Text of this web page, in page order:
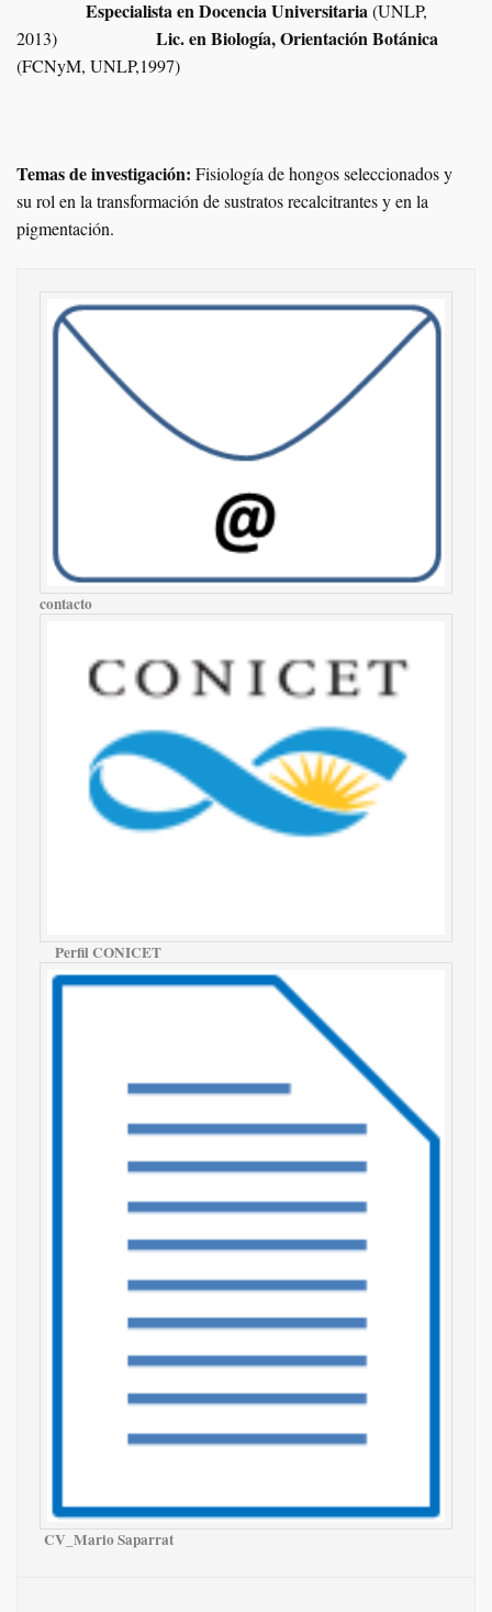
Especialista en Docencia Universitaria(UNLP,
2013) Lic. en Biología, Orientación Botánica
(FCNyM, UNLP,1997)
Temas de investigación: Fisiología de hongos seleccionados y
su rol en la transformación de sustratos recalcitrantes y en la
pigmentación.
contacto
Perfil CONICET
CV_Mario Saparrat